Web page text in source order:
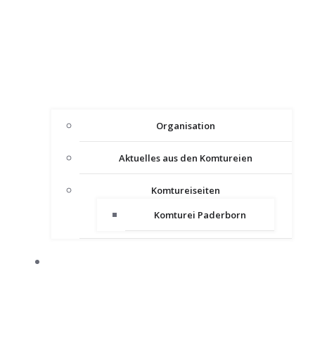
Organisation
Aktuelles aus den Komtureien
Komtureiseiten
Komturei Paderborn